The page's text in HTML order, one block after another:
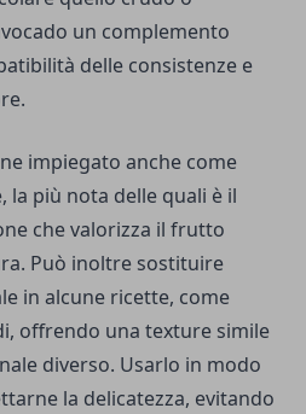
un complemento
delle consistenze e
impiegato anche come
la più nota delle quali è il
che valorizza il frutto
Può inoltre sostituire
in alcune ricette, come
offrendo una texture simile
diverso. Usarlo in modo
la delicatezza, evitando